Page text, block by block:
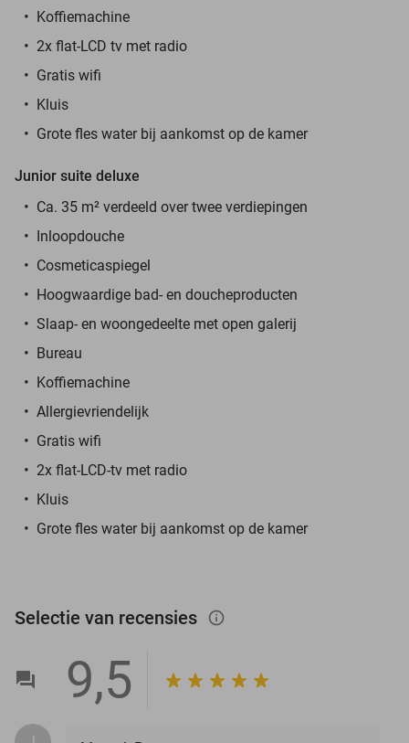
Koffiemachine
2x flat-LCD tv met radio
Gratis wifi
Kluis
Grote fles water bij aankomst op de kamer
Junior suite deluxe
Ca. 35 m² verdeeld over twee verdiepingen
Inloopdouche
Cosmeticaspiegel
Hoogwaardige bad- en doucheproducten
Slaap- en woongedeelte met open galerij
Bureau
Koffiemachine
Allergievriendelijk
Gratis wifi
2x flat-LCD-tv met radio
Kluis
Grote fles water bij aankomst op de kamer
Selectie van recensies info_outlined
9,5